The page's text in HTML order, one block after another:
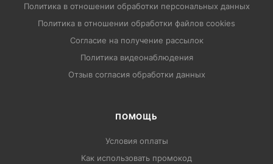
Политика в отношении обработки персональных данных
Политика в отношении обработки файлов cookies
Согласие на получение рассылок
Политика видеонаблюдения
Отзыв согласия обработки данных
ПОМОЩЬ
Условия оплаты
Как использовать промокод